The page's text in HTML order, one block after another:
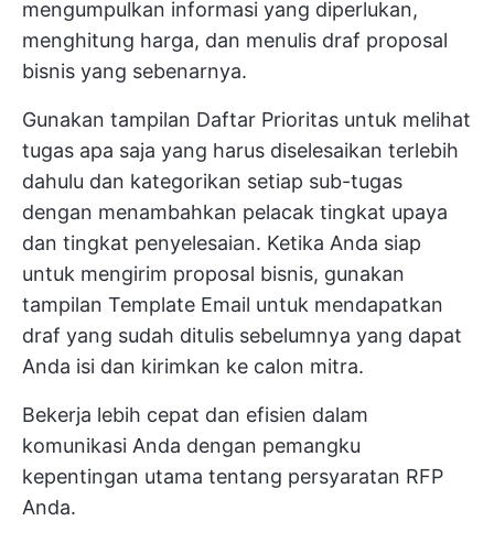
mengumpulkan informasi yang diperlukan,
menghitung harga, dan menulis draf proposal
bisnis yang sebenarnya.
Gunakan tampilan Daftar Prioritas untuk melihat
tugas apa saja yang harus diselesaikan terlebih
dahulu dan kategorikan setiap sub-tugas
dengan menambahkan pelacak tingkat upaya
dan tingkat penyelesaian. Ketika Anda siap
untuk mengirim proposal bisnis, gunakan
tampilan Template Email untuk mendapatkan
draf yang sudah ditulis sebelumnya yang dapat
Anda isi dan kirimkan ke calon mitra.
Bekerja lebih cepat dan efisien dalam
komunikasi Anda dengan pemangku
kepentingan utama tentang persyaratan RFP
Anda.